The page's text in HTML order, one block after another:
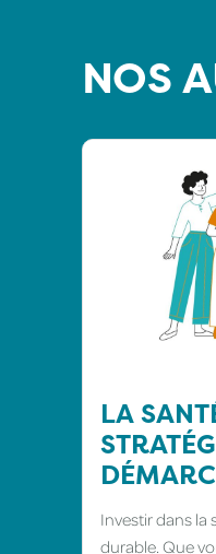
NOS
LA
Investir dans la
durable. Que